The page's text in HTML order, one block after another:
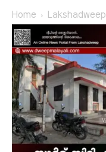
Home Lakshadweep